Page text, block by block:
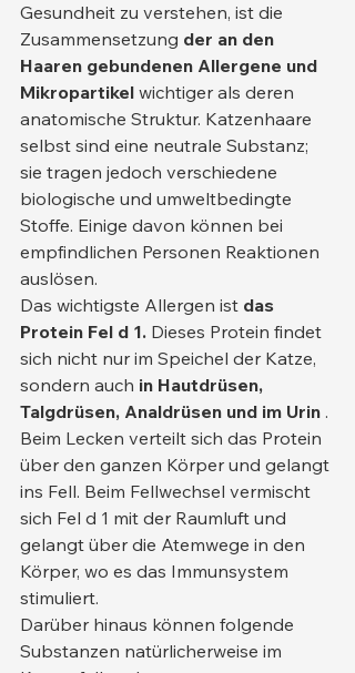
Gesundheit zu verstehen, ist die
Zusammensetzung der an den
Haaren gebundenen Allergene und
Mikropartikel wichtiger als deren
anatomische Struktur. Katzenhaare
selbst sind eine neutrale Substanz;
sie tragen jedoch verschiedene
biologische und umweltbedingte
Stoffe. Einige davon können bei
empfindlichen Personen Reaktionen
auslösen.
Das wichtigste Allergen ist das
Protein Fel d 1. Dieses Protein findet
sich nicht nur im Speichel der Katze,
sondern auch in Hautdrüsen,
Talgdrüsen, Analdrüsen und im Urin .
Beim Lecken verteilt sich das Protein
über den ganzen Körper und gelangt
ins Fell. Beim Fellwechsel vermischt
sich Fel d 1 mit der Raumluft und
gelangt über die Atemwege in den
Körper, wo es das Immunsystem
stimuliert.
Darüber hinaus können folgende
Substanzen natürlicherweise im